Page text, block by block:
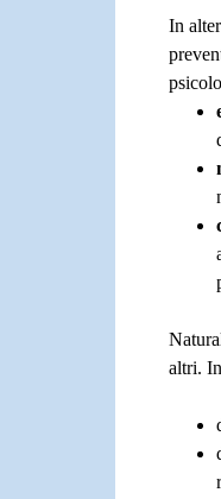
In
altri.